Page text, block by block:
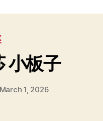
小板子
March 1, 2026